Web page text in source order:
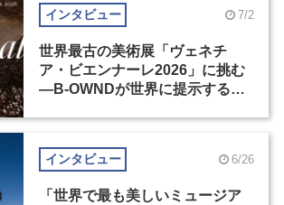
インタビュー 7/2
世界最古の美術展「ヴェネチ
ア・ビエンナーレ2026」に挑む
―B-OWNDが世界に提示する美
インタビュー 6/26
「世界で最も美しいミュージア